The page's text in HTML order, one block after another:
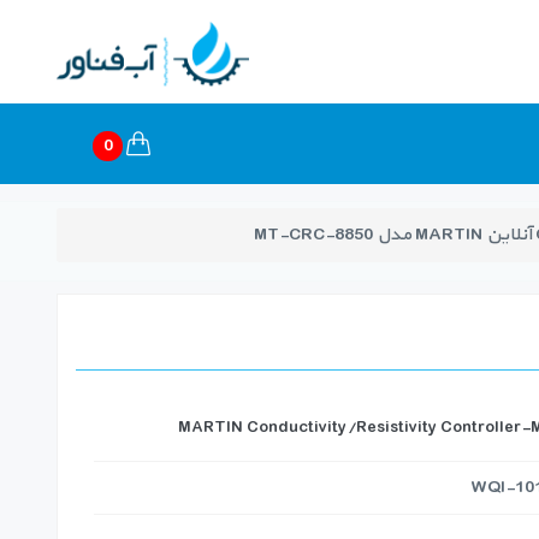
0
MARTIN Conductivity/Resistivity Controller-